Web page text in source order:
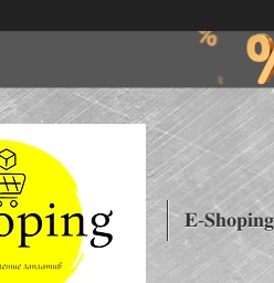
𝐄-𝐒𝐡𝐨𝐩𝐢𝐧𝐠